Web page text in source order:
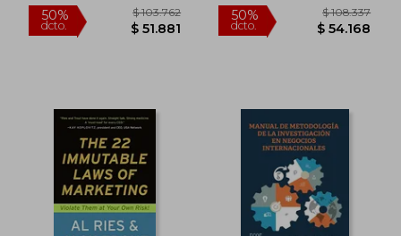
50%
dcto. $ 51.881
Nuevo
50%
dcto.